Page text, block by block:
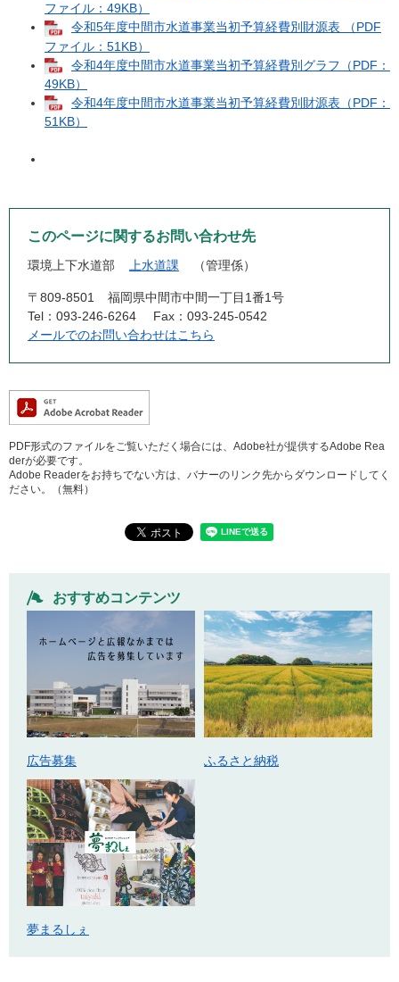
ファイル：49KB）
令和5年度中間市水道事業当初予算経費別財源表 （PDF
ファイル：51KB）
令和4年度中間市水道事業当初予算経費別グラフ（PDF：
49KB）
令和4年度中間市水道事業当初予算経費別財源表（PDF：
51KB）
このページに関するお問い合わせ先
環境上下水道部 上水道課 管理係
〒809-8501
福岡県中間市中間一丁目1番1号
Tel：093-246-6264
Fax：093-245-0542
メールでのお問い合わせはこちら
PDF形式のファイルをご覧いただく場合には、Adobe社が提供するAdobe Rea
derが必要です。
Adobe Readerをお持ちでない方は、バナーのリンク先からダウンロードしてく
ださい。（無料）
おすすめコンテンツ
広告募集 ふるさと納税
夢まるしぇ